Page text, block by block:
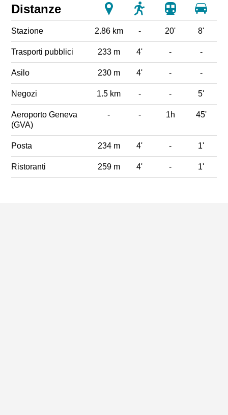
Distanze
Stazione 2.86 km - 20' 8'
Trasporti pubblici 233 m 4' - -
Asilo 230 m 4' - -
Negozi 1.5 km - - 5'
Aeroporto Geneva
(GVA)
- - 1h 45'
Posta 234 m 4' - 1'
Ristoranti 259 m 4' - 1'